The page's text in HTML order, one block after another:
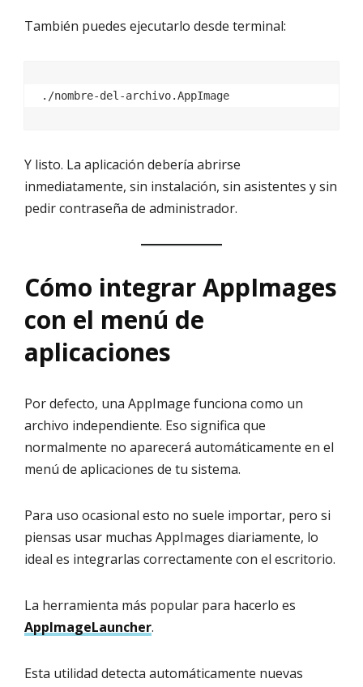
También puedes ejecutarlo desde terminal:
Y listo. La aplicación debería abrirse
inmediatamente, sin instalación, sin asistentes y sin
pedir contraseña de administrador.
Cómo integrar AppImages
con el menú de
aplicaciones
Por defecto, una AppImage funciona como un
archivo independiente. Eso significa que
normalmente no aparecerá automáticamente en el
menú de aplicaciones de tu sistema.
Para uso ocasional esto no suele importar, pero si
piensas usar muchas AppImages diariamente, lo
ideal es integrarlas correctamente con el escritorio.
La herramienta más popular para hacerlo es
AppImageLauncher.
Esta utilidad detecta automáticamente nuevas